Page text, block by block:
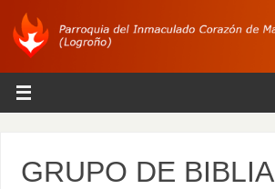
GRUPO DE BIBLIA